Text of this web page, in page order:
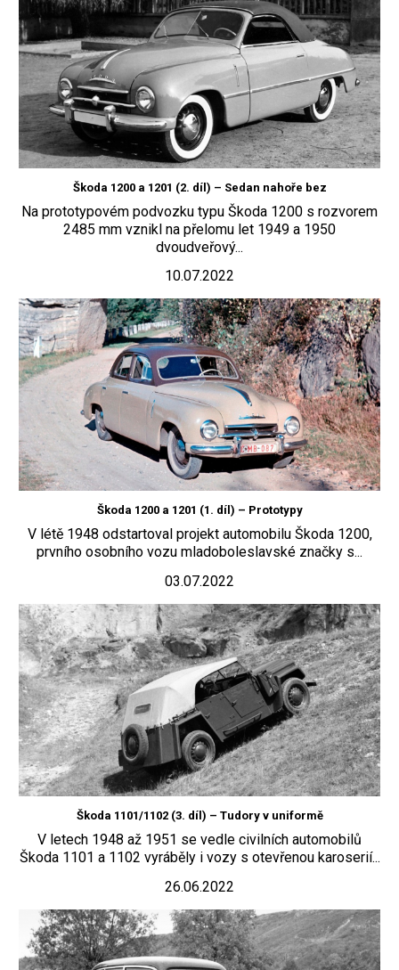
Škoda 1200 a 1201 (2. díl) – Sedan nahoře bez
Na prototypovém podvozku typu Škoda 1200 s rozvorem
2485 mm vznikl na přelomu let 1949 a 1950
dvoudveřový...
10.07.2022
Škoda 1200 a 1201 (1. díl) – Prototypy
V létě 1948 odstartoval projekt automobilu Škoda 1200,
prvního osobního vozu mladoboleslavské značky s...
03.07.2022
Škoda 1101/1102 (3. díl) – Tudory v uniformě
V letech 1948 až 1951 se vedle civilních automobilů
Škoda 1101 a 1102 vyráběly i vozy s otevřenou karoserií...
26.06.2022